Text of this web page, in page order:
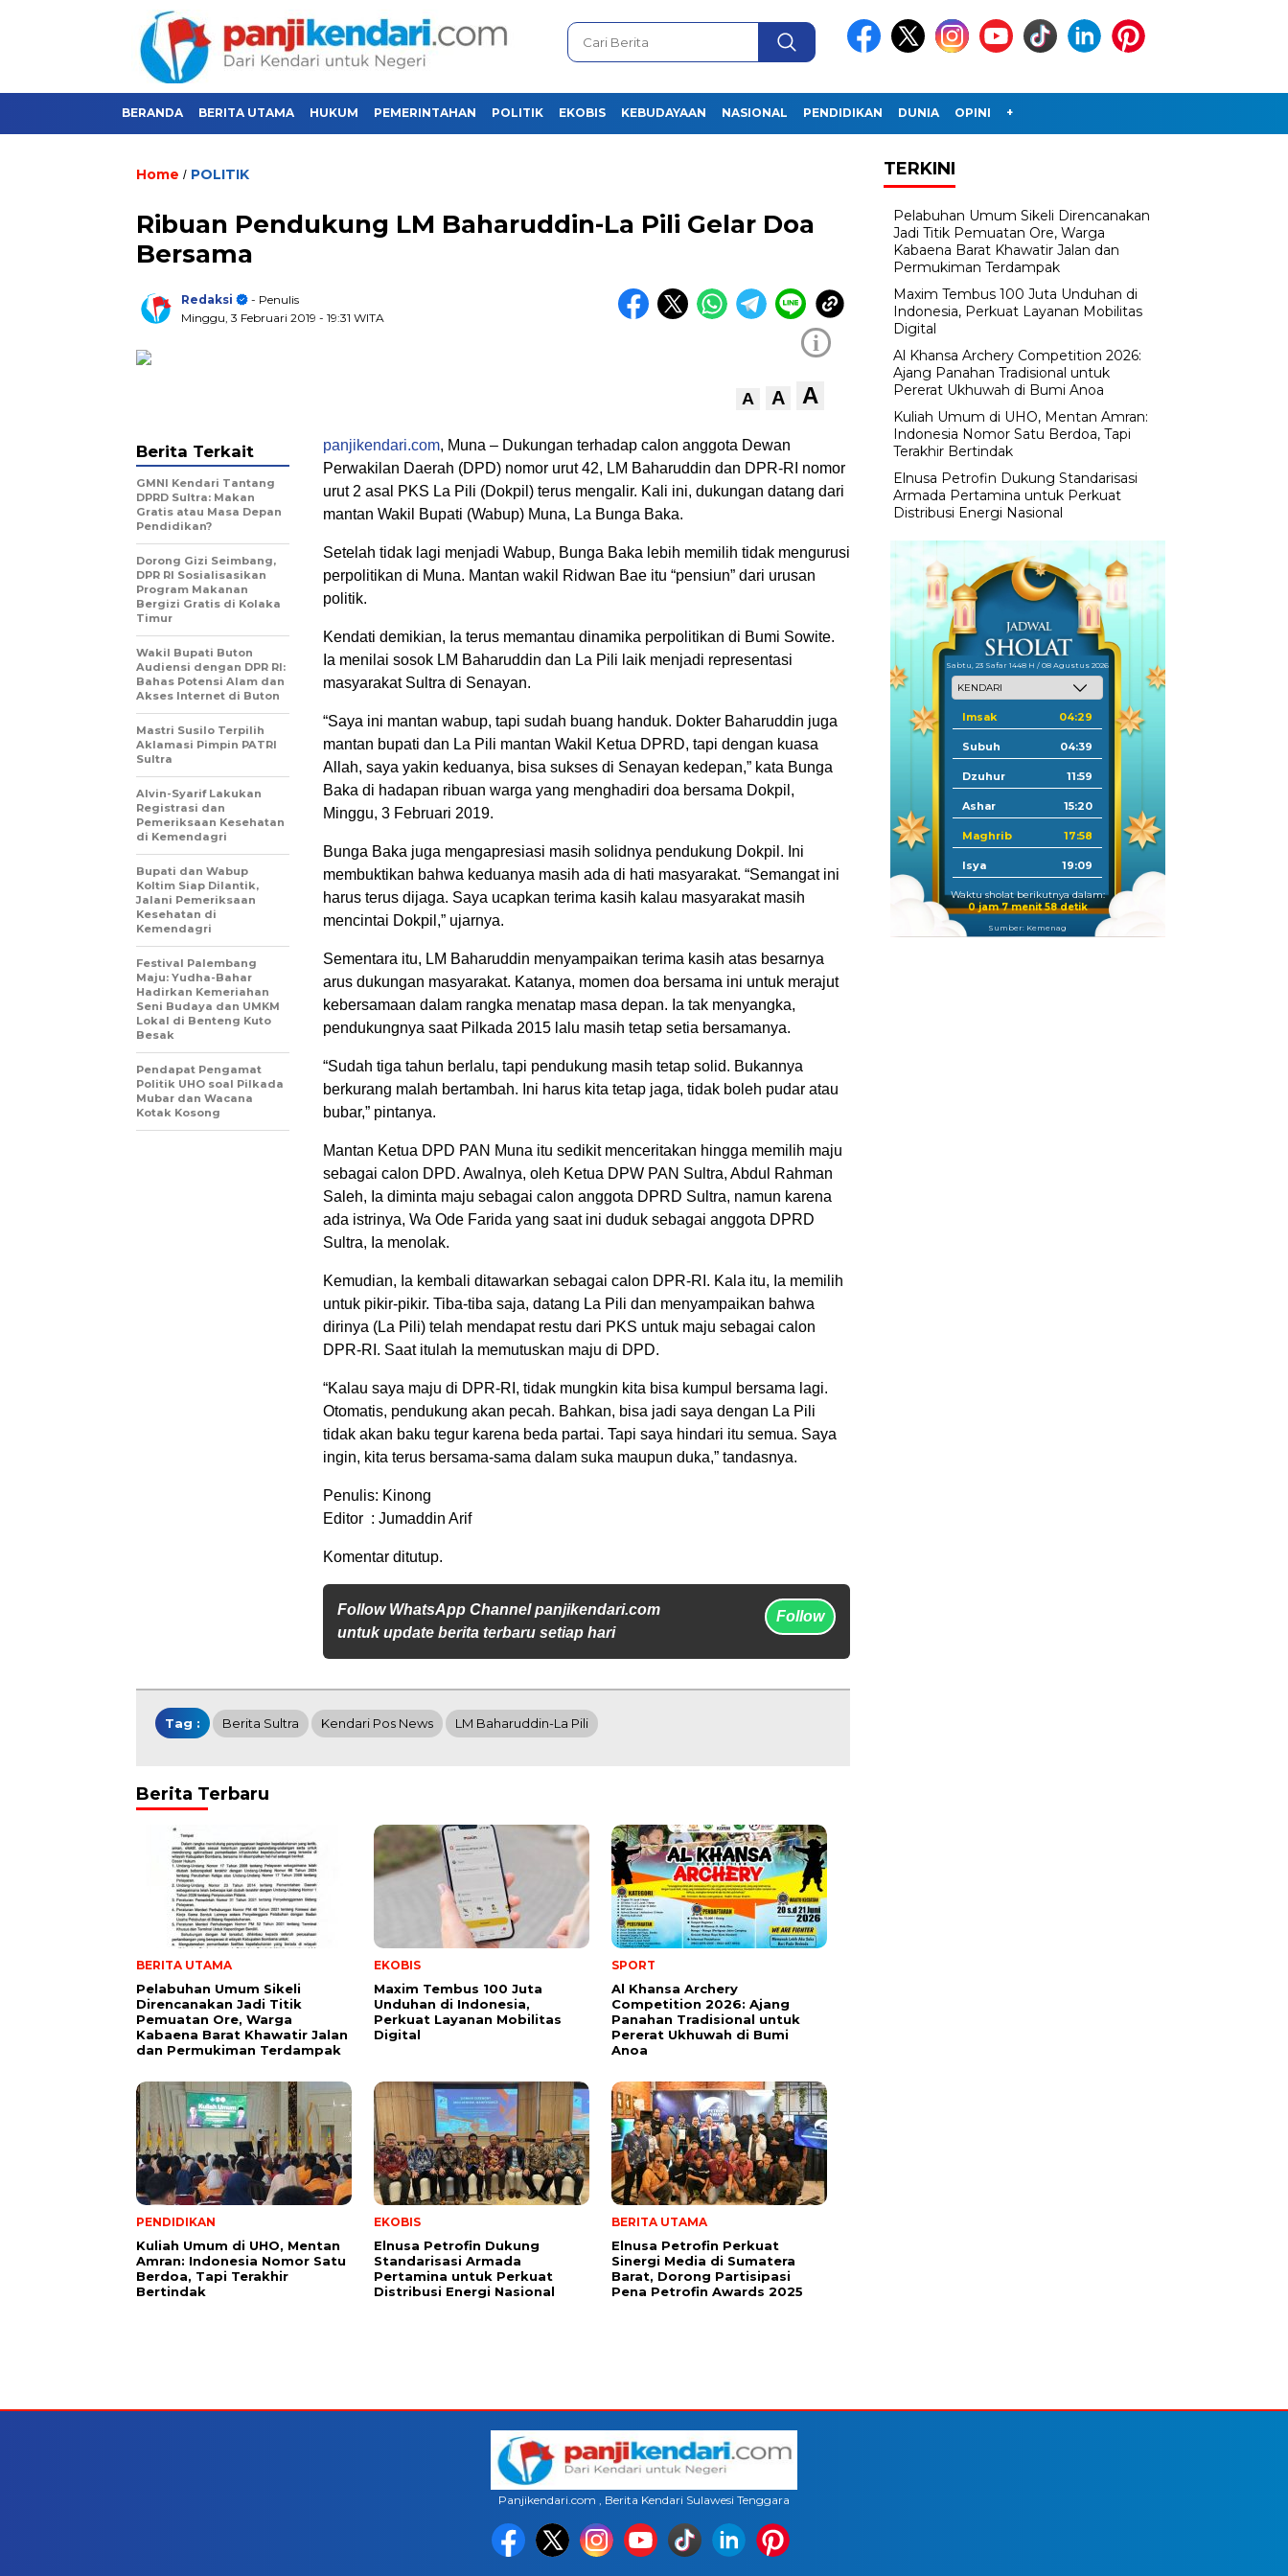
BERANDA BERITA UTAMA HUKUM PEMERINTAHAN POLITIK EKOBIS KEBUDAYAAN NASIONAL PENDIDIKAN DUNIA OPINI +
Home / POLITIK
Ribuan Pendukung LM Baharuddin-La Pili Gelar Doa
Bersama
Redaksi
- Penulis
Minggu, 3 Februari 2019 - 19:31 WITA
i
A A A
panjikendari.com, Muna – Dukungan terhadap calon anggota Dewan
Perwakilan Daerah (DPD) nomor urut 42, LM Baharuddin dan DPR-RI nomor
urut 2 asal PKS La Pili (Dokpil) terus mengalir. Kali ini, dukungan datang dari
mantan Wakil Bupati (Wabup) Muna, La Bunga Baka.
Setelah tidak lagi menjadi Wabup, Bunga Baka lebih memilih tidak mengurusi
perpolitikan di Muna. Mantan wakil Ridwan Bae itu “pensiun” dari urusan
politik.
Kendati demikian, Ia terus memantau dinamika perpolitikan di Bumi Sowite.
Ia menilai sosok LM Baharuddin dan La Pili laik menjadi representasi
masyarakat Sultra di Senayan.
“Saya ini mantan wabup, tapi sudah buang handuk. Dokter Baharuddin juga
mantan bupati dan La Pili mantan Wakil Ketua DPRD, tapi dengan kuasa
Allah, saya yakin keduanya, bisa sukses di Senayan kedepan,” kata Bunga
Baka di hadapan ribuan warga yang menghadiri doa bersama Dokpil,
Minggu, 3 Februari 2019.
Bunga Baka juga mengapresiasi masih solidnya pendukung Dokpil. Ini
membuktikan bahwa keduanya masih ada di hati masyarakat. “Semangat ini
harus terus dijaga. Saya ucapkan terima kasih kalau masyarakat masih
mencintai Dokpil,” ujarnya.
Sementara itu, LM Baharuddin menyampaikan terima kasih atas besarnya
arus dukungan masyarakat. Katanya, momen doa bersama ini untuk merajut
kebersamaan dalam rangka menatap masa depan. Ia tak menyangka,
pendukungnya saat Pilkada 2015 lalu masih tetap setia bersamanya.
“Sudah tiga tahun berlalu, tapi pendukung masih tetap solid. Bukannya
berkurang malah bertambah. Ini harus kita tetap jaga, tidak boleh pudar atau
bubar,” pintanya.
Mantan Ketua DPD PAN Muna itu sedikit menceritakan hingga memilih maju
sebagai calon DPD. Awalnya, oleh Ketua DPW PAN Sultra, Abdul Rahman
Saleh, Ia diminta maju sebagai calon anggota DPRD Sultra, namun karena
ada istrinya, Wa Ode Farida yang saat ini duduk sebagai anggota DPRD
Sultra, Ia menolak.
Kemudian, Ia kembali ditawarkan sebagai calon DPR-RI. Kala itu, Ia memilih
untuk pikir-pikir. Tiba-tiba saja, datang La Pili dan menyampaikan bahwa
dirinya (La Pili) telah mendapat restu dari PKS untuk maju sebagai calon
DPR-RI. Saat itulah Ia memutuskan maju di DPD.
“Kalau saya maju di DPR-RI, tidak mungkin kita bisa kumpul bersama lagi.
Otomatis, pendukung akan pecah. Bahkan, bisa jadi saya dengan La Pili
tidak akan baku tegur karena beda partai. Tapi saya hindari itu semua. Saya
ingin, kita terus bersama-sama dalam suka maupun duka,” tandasnya.
Penulis: Kinong
Editor : Jumaddin Arif
Komentar ditutup.
Follow WhatsApp Channel panjikendari.com
untuk update berita terbaru setiap hari
Follow
Berita Terkait
GMNI Kendari Tantang
DPRD Sultra: Makan
Gratis atau Masa Depan
Pendidikan?
Dorong Gizi Seimbang,
DPR RI Sosialisasikan
Program Makanan
Bergizi Gratis di Kolaka
Timur
Wakil Bupati Buton
Audiensi dengan DPR RI:
Bahas Potensi Alam dan
Akses Internet di Buton
Mastri Susilo Terpilih
Aklamasi Pimpin PATRI
Sultra
Alvin-Syarif Lakukan
Registrasi dan
Pemeriksaan Kesehatan
di Kemendagri
Bupati dan Wabup
Koltim Siap Dilantik,
Jalani Pemeriksaan
Kesehatan di
Kemendagri
Festival Palembang
Maju: Yudha-Bahar
Hadirkan Kemeriahan
Seni Budaya dan UMKM
Lokal di Benteng Kuto
Besak
Pendapat Pengamat
Politik UHO soal Pilkada
Mubar dan Wacana
Kotak Kosong
Tag : Berita Sultra Kendari Pos News LM Baharuddin-La Pili
Berita Terbaru
BERITA UTAMA
Pelabuhan Umum Sikeli
Direncanakan Jadi Titik
Pemuatan Ore, Warga
Kabaena Barat Khawatir Jalan
dan Permukiman Terdampak
EKOBIS
Maxim Tembus 100 Juta
Unduhan di Indonesia,
Perkuat Layanan Mobilitas
Digital
SPORT
Al Khansa Archery
Competition 2026: Ajang
Panahan Tradisional untuk
Pererat Ukhuwah di Bumi
Anoa
PENDIDIKAN
Kuliah Umum di UHO, Mentan
Amran: Indonesia Nomor Satu
Berdoa, Tapi Terakhir
Bertindak
EKOBIS
Elnusa Petrofin Dukung
Standarisasi Armada
Pertamina untuk Perkuat
Distribusi Energi Nasional
BERITA UTAMA
Elnusa Petrofin Perkuat
Sinergi Media di Sumatera
Barat, Dorong Partisipasi
Pena Petrofin Awards 2025
TERKINI
Pelabuhan Umum Sikeli Direncanakan
Jadi Titik Pemuatan Ore, Warga
Kabaena Barat Khawatir Jalan dan
Permukiman Terdampak
Maxim Tembus 100 Juta Unduhan di
Indonesia, Perkuat Layanan Mobilitas
Digital
Al Khansa Archery Competition 2026:
Ajang Panahan Tradisional untuk
Pererat Ukhuwah di Bumi Anoa
Kuliah Umum di UHO, Mentan Amran:
Indonesia Nomor Satu Berdoa, Tapi
Terakhir Bertindak
Elnusa Petrofin Dukung Standarisasi
Armada Pertamina untuk Perkuat
Distribusi Energi Nasional
Sabtu, 23 Safar 1448 H / 08 Agustus 2026
Imsak 04:29
Subuh 04:39
Dzuhur 11:59
Ashar 15:20
Maghrib 17:58
Isya 19:09
Waktu sholat berikutnya dalam:
0 jam 7 menit 58 detik
Sumber: Kemenag
Panjikendari.com , Berita Kendari Sulawesi Tenggara